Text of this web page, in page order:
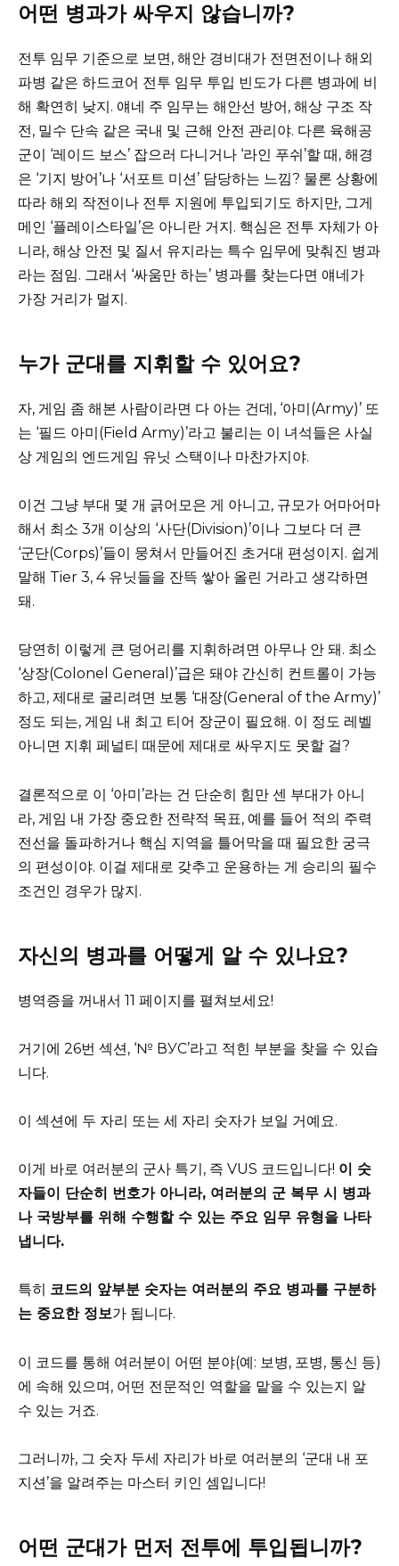
어떤 병과가 싸우지 않습니까?
전투 임무 기준으로 보면, 해안 경비대가 전면전이나 해외
파병 같은 하드코어 전투 임무 투입 빈도가 다른 병과에 비
해 확연히 낮지. 얘네 주 임무는 해안선 방어, 해상 구조 작
전, 밀수 단속 같은 국내 및 근해 안전 관리야. 다른 육해공
군이 ‘레이드 보스’ 잡으러 다니거나 ‘라인 푸쉬’할 때, 해경
은 ‘기지 방어’나 ‘서포트 미션’ 담당하는 느낌? 물론 상황에
따라 해외 작전이나 전투 지원에 투입되기도 하지만, 그게
메인 ‘플레이스타일’은 아니란 거지. 핵심은 전투 자체가 아
니라, 해상 안전 및 질서 유지라는 특수 임무에 맞춰진 병과
라는 점임. 그래서 ‘싸움만 하는’ 병과를 찾는다면 얘네가
가장 거리가 멀지.
누가 군대를 지휘할 수 있어요?
자, 게임 좀 해본 사람이라면 다 아는 건데, ‘아미(Army)’ 또
는 ‘필드 아미(Field Army)’라고 불리는 이 녀석들은 사실
상 게임의 엔드게임 유닛 스택이나 마찬가지야.
이건 그냥 부대 몇 개 긁어모은 게 아니고, 규모가 어마어마
해서 최소 3개 이상의 ‘사단(Division)’이나 그보다 더 큰
‘군단(Corps)’들이 뭉쳐서 만들어진 초거대 편성이지. 쉽게
말해 Tier 3, 4 유닛들을 잔뜩 쌓아 올린 거라고 생각하면
돼.
당연히 이렇게 큰 덩어리를 지휘하려면 아무나 안 돼. 최소
‘상장(Colonel General)’급은 돼야 간신히 컨트롤이 가능
하고, 제대로 굴리려면 보통 ‘대장(General of the Army)’
정도 되는, 게임 내 최고 티어 장군이 필요해. 이 정도 레벨
아니면 지휘 페널티 때문에 제대로 싸우지도 못할 걸?
결론적으로 이 ‘아미’라는 건 단순히 힘만 센 부대가 아니
라, 게임 내 가장 중요한 전략적 목표, 예를 들어 적의 주력
전선을 돌파하거나 핵심 지역을 틀어막을 때 필요한 궁극
의 편성이야. 이걸 제대로 갖추고 운용하는 게 승리의 필수
조건인 경우가 많지.
자신의 병과를 어떻게 알 수 있나요?
병역증을 꺼내서 11 페이지를 펼쳐보세요!
거기에 26번 섹션, ‘№ ВУС’라고 적힌 부분을 찾을 수 있습
니다.
이 섹션에 두 자리 또는 세 자리 숫자가 보일 거예요.
이게 바로 여러분의 군사 특기, 즉 VUS 코드입니다! 이 숫
자들이 단순히 번호가 아니라, 여러분의 군 복무 시 병과
나 국방부를 위해 수행할 수 있는 주요 임무 유형을 나타
냅니다.
특히 코드의 앞부분 숫자는 여러분의 주요 병과를 구분하
는 중요한 정보가 됩니다.
이 코드를 통해 여러분이 어떤 분야(예: 보병, 포병, 통신 등)
에 속해 있으며, 어떤 전문적인 역할을 맡을 수 있는지 알
수 있는 거죠.
그러니까, 그 숫자 두세 자리가 바로 여러분의 ‘군대 내 포
지션’을 알려주는 마스터 키인 셈입니다!
어떤 군대가 먼저 전투에 투입됩니까?